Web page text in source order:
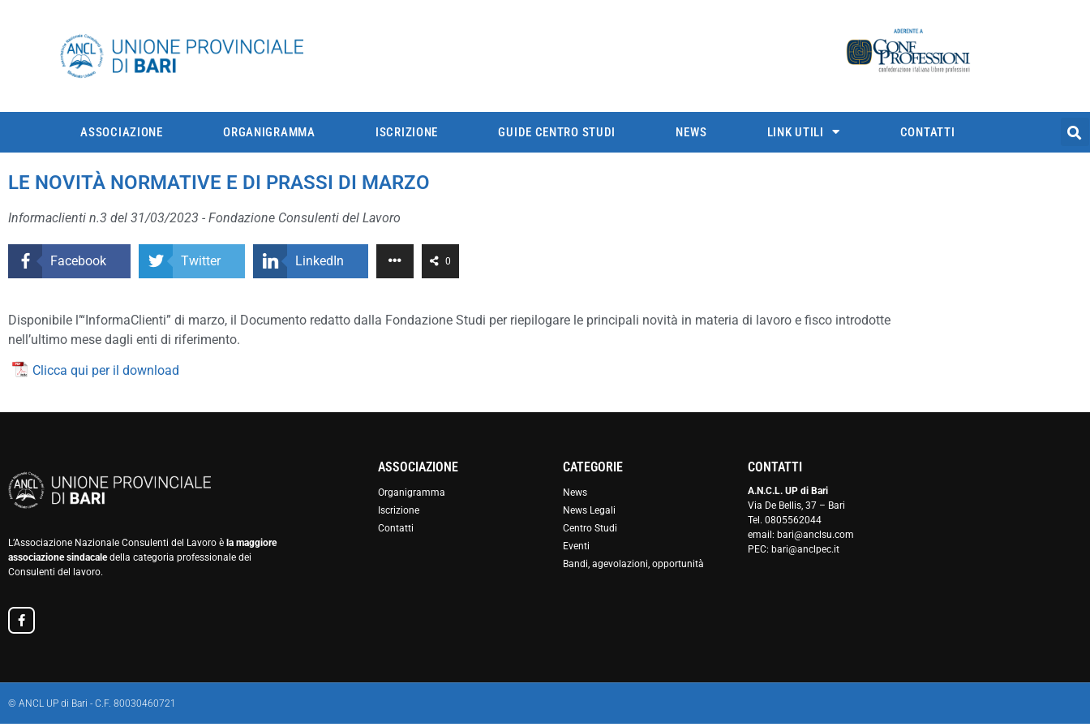
ASSOCIAZIONE ORGANIGRAMMA ISCRIZIONE GUIDE CENTRO STUDI NEWS LINK UTILI CONTATTI
LE NOVITÀ NORMATIVE E DI PRASSI DI MARZO
Informaclienti n.3 del 31/03/2023 - Fondazione Consulenti del Lavoro
Facebook Twitter LinkedIn 0
Disponibile l’“InformaClienti” di marzo, il Documento redatto dalla Fondazione Studi per riepilogare le principali novità in materia di lavoro e fisco introdotte
nell’ultimo mese dagli enti di riferimento.
Clicca qui per il download
L’Associazione Nazionale Consulenti del Lavoro è la maggiore
associazione sindacaledella categoria professionale dei
Consulenti del lavoro.
ASSOCIAZIONE
Organigramma
Iscrizione
Contatti
CATEGORIE
News
News Legali
Centro Studi
Eventi
Bandi, agevolazioni, opportunità
CONTATTI
A.N.C.L. UP di Bari
Via De Bellis, 37 – Bari
Tel. 0805562044
email: bari@anclsu.com
PEC: bari@anclpec.it
© ANCL UP di Bari - C.F. 80030460721